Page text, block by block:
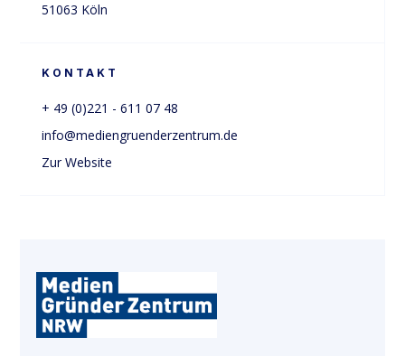
51063 Köln
KONTAKT
+ 49 (0)221 - 611 07 48
info@mediengruenderzentrum.de
Zur Website